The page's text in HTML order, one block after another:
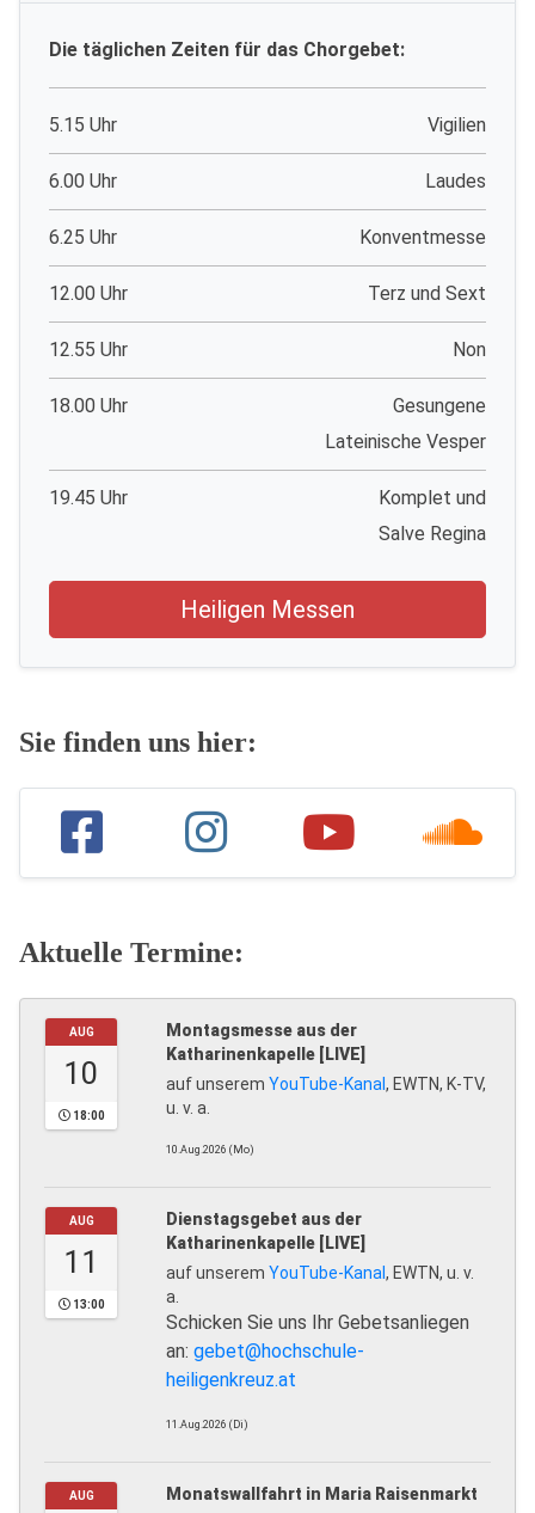
Die täglichen Zeiten für das Chorgebet:
5.15 Uhr Vigilien
6.00 Uhr Laudes
6.25 Uhr Konventmesse
12.00 Uhr Terz und Sext
12.55 Uhr Non
18.00 Uhr
Gesungene
Lateinische Vesper
19.45 Uhr
Komplet und
Salve Regina
Heiligen Messen
Sie finden uns hier:
Aktuelle Termine:
AUG
10
18:00
Montagsmesse aus der
Katharinenkapelle [LIVE]
auf unserem YouTube-Kanal, EWTN, K-TV,
u. v. a.
10.Aug.2026 (Mo)
AUG
11
13:00
Dienstagsgebet aus der
Katharinenkapelle [LIVE]
auf unserem YouTube-Kanal, EWTN, u. v.
a.
Schicken Sie uns Ihr Gebetsanliegen
an: gebet@hochschule-
heiligenkreuz.at
11.Aug.2026 (Di)
AUG
Monatswallfahrt in Maria Raisenmarkt